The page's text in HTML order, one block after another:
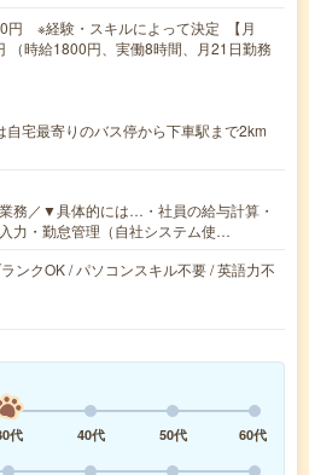
円 ※経験・スキルによって決定 【月
（時給1800円、実働8時間、月21日勤務
自宅最寄りのバス停から下車駅まで2km
務／▼具体的には…・社員の給与計算・
力・勤怠管理（自社システム使…
ンクOK / パソコンスキル不要 / 英語力不
代 40代 50代
60代